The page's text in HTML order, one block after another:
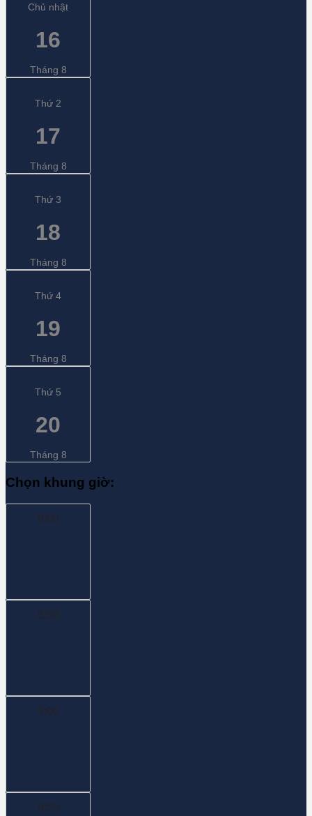
Chủ nhật
16
Tháng 8
Thứ 2
17
Tháng 8
Thứ 3
18
Tháng 8
Thứ 4
19
Tháng 8
Thứ 5
20
Tháng 8
Chọn khung giờ:
8:00
8:30
9:00
9:30